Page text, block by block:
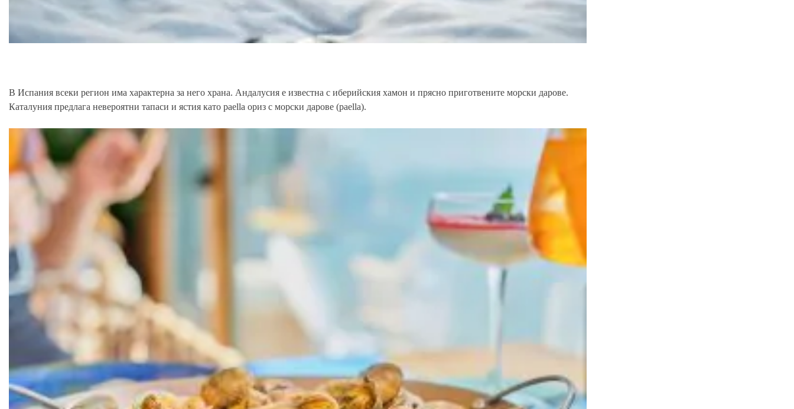
В Испания всеки регион има характерна за него храна. Андалусия е известна с иберийския хамон и прясно приготвените морски дарове.
Каталуния предлага невероятни тапаси и ястия като paella ориз с морски дарове (paella).